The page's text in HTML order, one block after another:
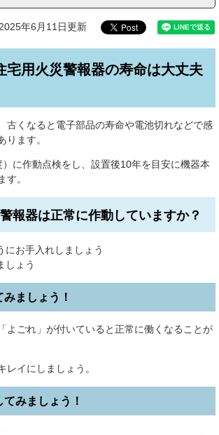
年6月11日更新
宅用火災警報器の寿命は大丈夫
古くなると電子部品の寿命や電池切れなどで感
ります。
に作動点検をし、設置後10年を目安に機器本
す。
報器は正常に作動していますか？
にお手入れしましょう
しょう
ましょう！
よごれ」が付いていると正常に働くなることが
レイにしましょう。
みましょう！